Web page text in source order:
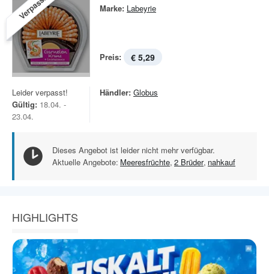
Verpasst! Marke: Labeyrie
Preis: € 5,29
Leider verpasst!
Gültig: 18.04. -
23.04.
Händler: Globus
Dieses Angebot ist leider nicht mehr verfügbar.
Aktuelle Angebote: Meeresfrüchte, 2 Brüder, nahkauf
HIGHLIGHTS